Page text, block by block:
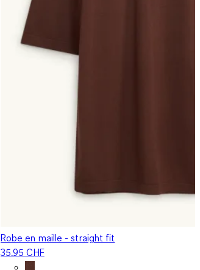
Robe en maille - straight fit
35.95 CHF